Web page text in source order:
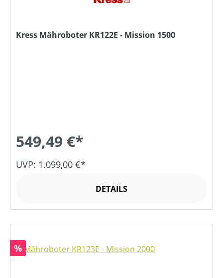
Kress Mähroboter KR122E - Mission 1500
549,49 €*
UVP: 1.099,00 €*
DETAILS
Rabatt
%